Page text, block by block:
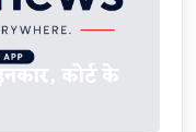
कोर्ट के